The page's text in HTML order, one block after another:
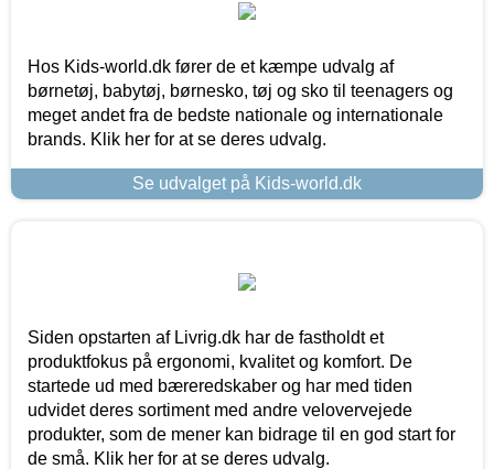
Hos Kids-world.dk fører de et kæmpe udvalg af
børnetøj, babytøj, børnesko, tøj og sko til teenagers og
meget andet fra de bedste nationale og internationale
brands. Klik her for at se deres udvalg.
Se udvalget på Kids-world.dk
Siden opstarten af Livrig.dk har de fastholdt et
produktfokus på ergonomi, kvalitet og komfort. De
startede ud med bæreredskaber og har med tiden
udvidet deres sortiment med andre velovervejede
produkter, som de mener kan bidrage til en god start for
de små. Klik her for at se deres udvalg.